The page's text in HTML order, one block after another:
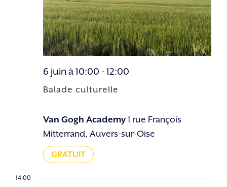
Balade culturelle
6 juin à 10:00 -12:00
Van Gogh Academy1 rue François
Mitterrand, Auvers-sur-Oise
GRATUIT
14:00